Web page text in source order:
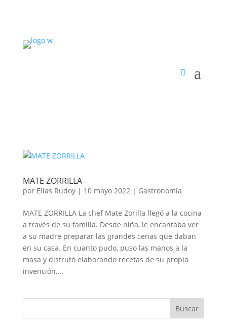
MATE ZORRILLA
por Elias Rudoy| 10 mayo 2022| Gastronomía
MATE ZORRILLA La chef Mate Zorilla llegó a la cocina
a través de su familia. Desde niña, le encantaba ver
a su madre preparar las grandes cenas que daban
en su casa. En cuanto pudo, puso las manos a la
masa y disfrutó elaborando recetas de su propia
invención,...
Buscar